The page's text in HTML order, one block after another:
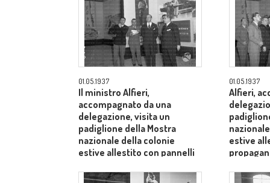
01.05.1937
Il ministro Alfieri,
accompagnato da una
delegazione, visita un
padiglione della Mostra
nazionale della colonie
estive allestito con pannelli
ungherese
01.05.1937
Alfieri,
estive